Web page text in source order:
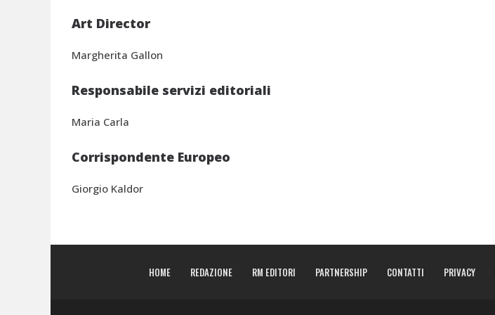
Art Director
Margherita Gallon
Responsabile servizi editoriali
Maria Carla
Corrispondente Europeo
Giorgio Kaldor
HOME REDAZIONE RM EDITORI PARTNERSHIP CONTATTI PRIVACY